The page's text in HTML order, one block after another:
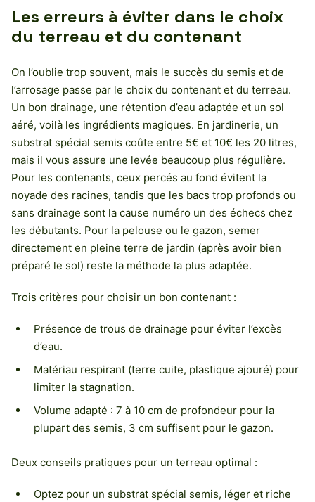
Les erreurs à éviter dans le choix
du terreau et du contenant
On l’oublie trop souvent, mais le succès du semis et de
l’arrosage passe par le choix du contenant et du terreau.
Un bon drainage, une rétention d’eau adaptée et un sol
aéré, voilà les ingrédients magiques. En jardinerie, un
substrat spécial semis coûte entre 5€ et 10€ les 20 litres,
mais il vous assure une levée beaucoup plus régulière.
Pour les contenants, ceux percés au fond évitent la
noyade des racines, tandis que les bacs trop profonds ou
sans drainage sont la cause numéro un des échecs chez
les débutants. Pour la pelouse ou le gazon, semer
directement en pleine terre de jardin (après avoir bien
préparé le sol) reste la méthode la plus adaptée.
Trois critères pour choisir un bon contenant :
Présence de trous de drainage pour éviter l’excès
d’eau.
Matériau respirant (terre cuite, plastique ajouré) pour
limiter la stagnation.
Volume adapté : 7 à 10 cm de profondeur pour la
plupart des semis, 3 cm suffisent pour le gazon.
Deux conseils pratiques pour un terreau optimal :
Optez pour un substrat spécial semis, léger et riche